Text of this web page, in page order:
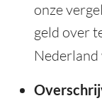
onze
geld over
Nederland